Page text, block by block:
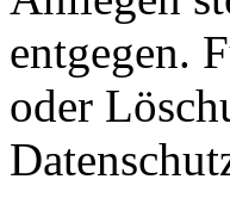
entgegen.
oder